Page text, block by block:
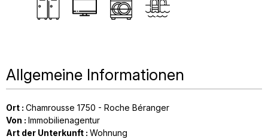
Allgemeine Informationen
Ort : Chamrousse 1750 - Roche Béranger
Von : Immobilienagentur
Art der Unterkunft : Wohnung